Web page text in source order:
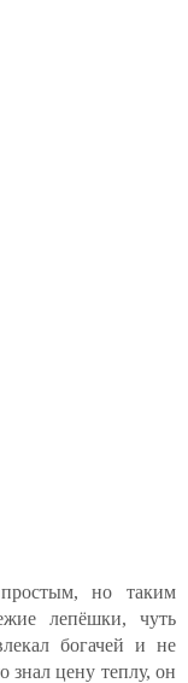
но таким
лепёшки, чуть
богачей и не
знал цену теплу, он